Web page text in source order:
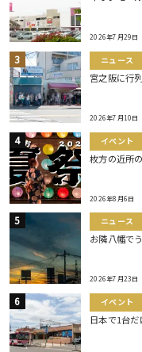
2026年7月29日
ニュース
宮之阪に行
2026年7月10日
イベント
枚方の近所
2026年8月6日
ニュース
お隣八幡で
2026年7月23日
イベント
日本で1台